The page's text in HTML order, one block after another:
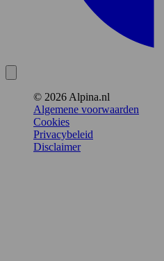
© 2026 Alpina.nl
Algemene voorwaarden
Cookies
Privacybeleid
Disclaimer